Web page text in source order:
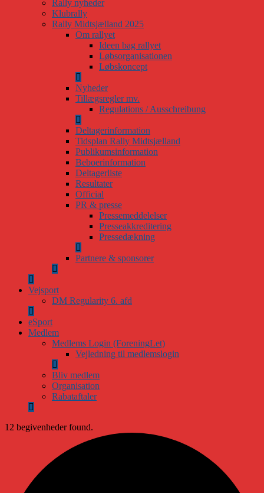
Rally nyheder
Klubrally
Rally Midtsjælland 2025
Om rallyet
Ideen bag rallyet
Løbsorganisationen
Løbskoncept
Nyheder
Tillægsregler mv.
Regulations / Ausschreibung
Deltagerinformation
Tidsplan Rally Midtsjælland
Publikumsinformation
Beboerinformation
Deltagerliste
Resultater
Official
PR & presse
Pressemeddelelser
Presseakkreditering
Pressedækning
Partnere & sponsorer
Vejsport
DM Regularity 6. afd
eSport
Medlem
Medlems Login (ForeningLet)
Vejledning til medlemslogin
Bliv medlem
Organisation
Rabataftaler
12 begivenheder found.